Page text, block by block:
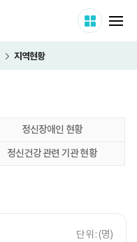
사이트
지역현황
정신장애인 현황
정신건강 관련 기관 현황
단위 : (명)